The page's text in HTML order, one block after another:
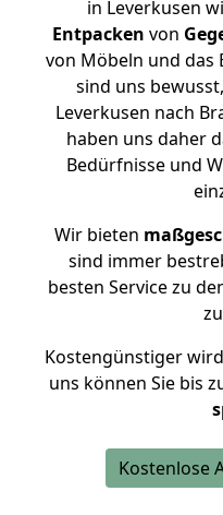
in Leverkusen
Entpacken von
von Möbeln und das
sind uns
Leverkusen nach
haben uns daher
Bedürfnisse und
Wir bieten
sind immer
besten Service zu
Kostengünstiger
uns können Sie bis
Kostenlose